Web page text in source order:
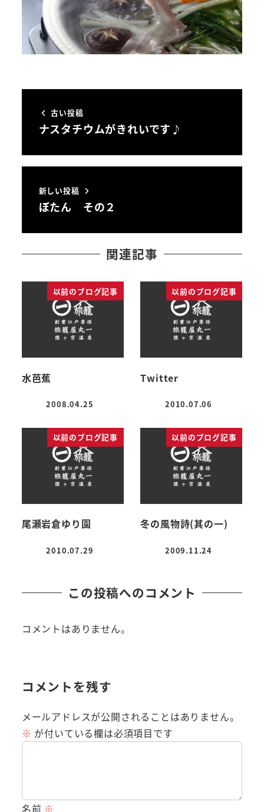
古い投稿
ナスタチウムがきれいです♪
新しい投稿
ぼたん その２
関連記事
以前のブログ記事
水芭蕉
投稿日
2008.04.25
以前のブログ記事
Twitter
投稿日
2010.07.06
以前のブログ記事
尾瀬岩倉ゆり園
投稿日
2010.07.29
以前のブログ記事
冬の風物詩(其の一)
投稿日
2009.11.24
この投稿へのコメント
コメントはありません。
コメントを残す
メールアドレスが公開されることはありません。
※ が付いている欄は必須項目です
名前 ※